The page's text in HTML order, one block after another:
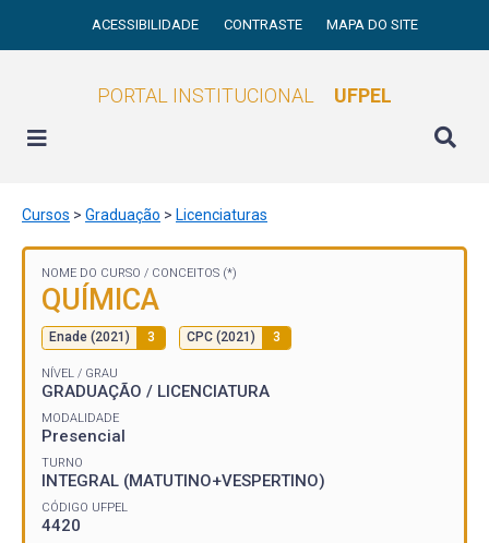
ACESSIBILIDADE CONTRASTE MAPA DO SITE
PORTAL INSTITUCIONAL UFPEL
Cursos > Graduação > Licenciaturas
NOME DO CURSO / CONCEITOS (*)
QUÍMICA
Enade (2021) 3 CPC (2021) 3
NÍVEL / GRAU
GRADUAÇÃO / LICENCIATURA
MODALIDADE
Presencial
TURNO
INTEGRAL (MATUTINO+VESPERTINO)
CÓDIGO UFPEL
4420